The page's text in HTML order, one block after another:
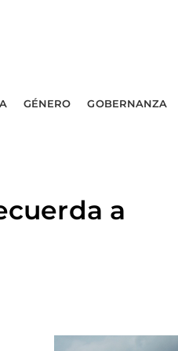
GÉNERO GOBERNANZA
a